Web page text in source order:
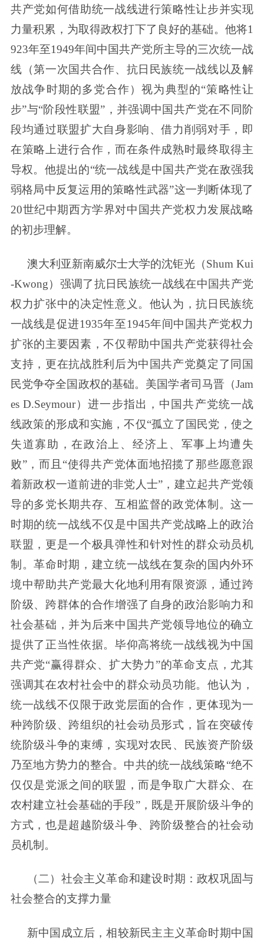
共产党如何借助统一战线进行策略性让步并实现
力量积累，为取得政权打下了良好的基础。他将1
923年至1949年间中国共产党所主导的三次统一战
线（第一次国共合作、抗日民族统一战线以及解
放战争时期的多党合作）视为典型的“策略性让
步”与“阶段性联盟”，并强调中国共产党在不同阶
段均通过联盟扩大自身影响、借力削弱对手，即
在策略上进行合作，而在条件成熟时最终取得主
导权。他提出的“统一战线是中国共产党在敌强我
弱格局中反复运用的策略性武器”这一判断体现了
20世纪中期西方学界对中国共产党权力发展战略
的初步理解。
澳大利亚新南威尔士大学的沈钜光（Shum Kui
-Kwong）强调了抗日民族统一战线在中国共产党
权力扩张中的决定性意义。他认为，抗日民族统
一战线是促进1935年至1945年间中国共产党权力
扩张的主要因素，不仅帮助中国共产党获得社会
支持，更在抗战胜利后为中国共产党奠定了同国
民党争夺全国政权的基础。美国学者司马晋（Jam
es D.Seymour）进一步指出，中国共产党统一战
线政策的形成和实施，不仅“孤立了国民党，使之
失道寡助，在政治上、经济上、军事上均遭失
败”，而且“使得共产党体面地招揽了那些愿意跟
着新政权一道前进的非党人士”，建立起共产党领
导的多党长期共存、互相监督的政党体制。这一
时期的统一战线不仅是中国共产党战略上的政治
联盟，更是一个极具弹性和针对性的群众动员机
制。革命时期，建立统一战线在复杂的国内外环
境中帮助共产党最大化地利用有限资源，通过跨
阶级、跨群体的合作增强了自身的政治影响力和
社会基础，并为后来中国共产党领导地位的确立
提供了正当性依据。毕仰高将统一战线视为中国
共产党“赢得群众、扩大势力”的革命支点，尤其
强调其在农村社会中的群众动员功能。他认为，
统一战线不仅限于政党层面的合作，更体现为一
种跨阶级、跨组织的社会动员形式，旨在突破传
统阶级斗争的束缚，实现对农民、民族资产阶级
乃至地方势力的整合。中共的统一战线策略“绝不
仅仅是党派之间的联盟，而是争取广大群众、在
农村建立社会基础的手段”，既是开展阶级斗争的
方式，也是超越阶级斗争、跨阶级整合的社会动
员机制。
（二）社会主义革命和建设时期：政权巩固与
社会整合的支撑力量
新中国成立后，相较新民主主义革命时期中国